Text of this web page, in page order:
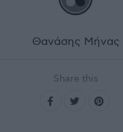
Θανάσης Μήνας
Share this